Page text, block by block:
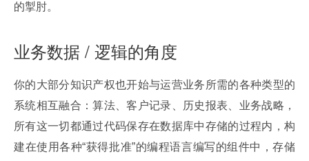
的掣肘。
业务数据 / 逻辑的角度
你的大部分知识产权也开始与运营业务所需的各种类型的
系统相互融合：算法、客户记录、历史报表、业务战略，
所有这一切都通过代码保存在数据库中存储的过程内，构
建在使用各种“获得批准”的编程语言编写的组件中，存储